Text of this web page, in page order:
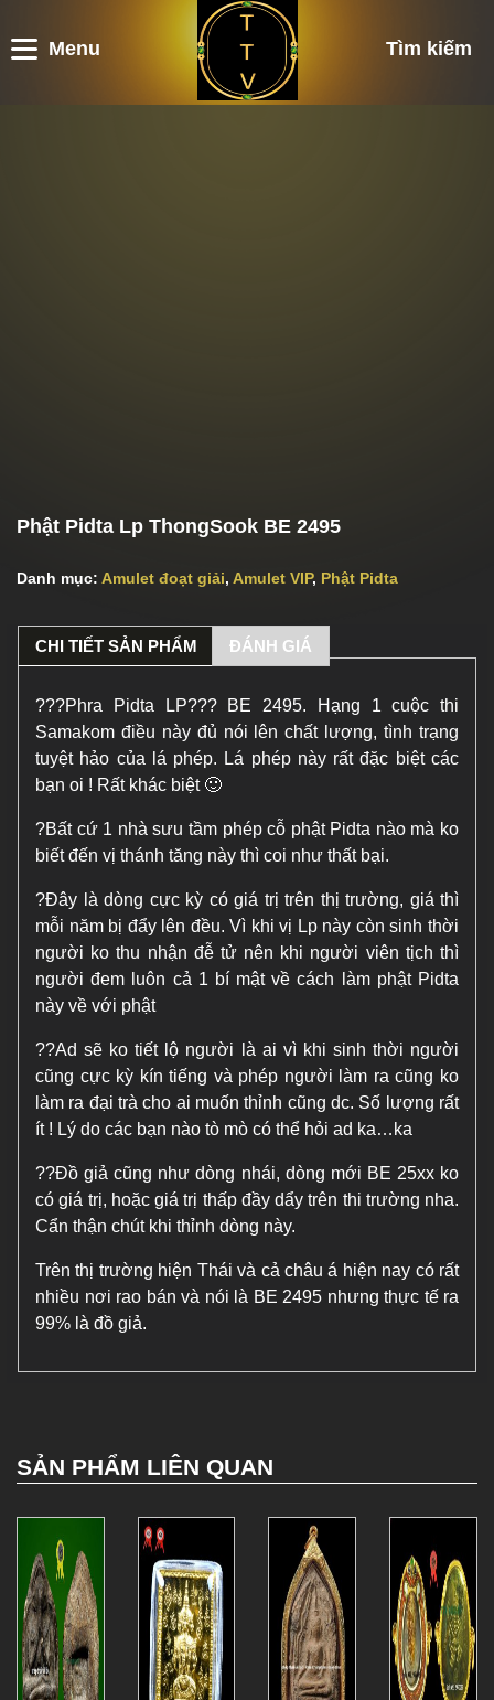
Menu Tìm kiếm
Phật Pidta Lp ThongSook BE 2495
Danh mục: Amulet đoạt giải, Amulet VIP, Phật Pidta
CHI TIẾT SẢN PHẨM ĐÁNH GIÁ
???Phra Pidta LP??? BE 2495. Hạng 1 cuộc thi
Samakom điều này đủ nói lên chất lượng, tình trạng
tuyệt hảo của lá phép. Lá phép này rất đặc biệt các
bạn oi ! Rất khác biệt 🙂
?Bất cứ 1 nhà sưu tầm phép cỗ phật Pidta nào mà ko
biết đến vị thánh tăng này thì coi như thất bại.
?Đây là dòng cực kỳ có giá trị trên thị trường, giá thì
mỗi năm bị đẩy lên đều. Vì khi vị Lp này còn sinh thời
người ko thu nhận đễ tử nên khi người viên tịch thì
người đem luôn cả 1 bí mật về cách làm phật Pidta
này về với phật
??Ad sẽ ko tiết lộ người là ai vì khi sinh thời người
cũng cực kỳ kín tiếng và phép người làm ra cũng ko
làm ra đại trà cho ai muốn thỉnh cũng dc. Số lượng rất
ít ! Lý do các bạn nào tò mò có thể hỏi ad ka…ka
??Đồ giả cũng như dòng nhái, dòng mới BE 25xx ko
có giá trị, hoặc giá trị thấp đầy dẩy trên thi trường nha.
Cẩn thận chút khi thỉnh dòng này.
Trên thị trường hiện Thái và cả châu á hiện nay có rất
nhiều nơi rao bán và nói là BE 2495 nhưng thực tế ra
99% là đồ giả.
SẢN PHẨM LIÊN QUAN